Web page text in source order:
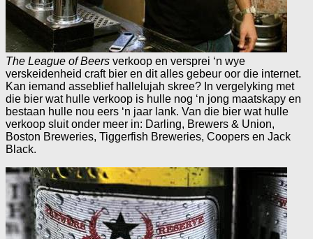
The League of Beers verkoop en versprei ‘n wye
verskeidenheid craft bier en dit alles gebeur oor die internet.
Kan iemand asseblief hallelujah skree? In vergelyking met
die bier wat hulle verkoop is hulle nog ‘n jong maatskapy en
bestaan hulle nou eers ‘n jaar lank. Van die bier wat hulle
verkoop sluit onder meer in: Darling, Brewers & Union,
Boston Breweries, Tiggerfish Breweries, Coopers en Jack
Black.